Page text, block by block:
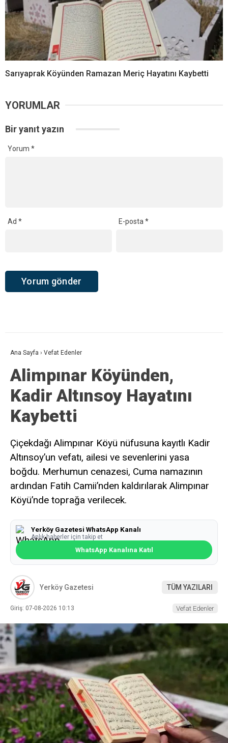
Sarıyaprak Köyünden Ramazan Meriç Hayatını Kaybetti
YORUMLAR
Bir yanıt yazın
Yorum *
Ad * E-posta*
Ana Sayfa › Vefat Edenler
Alimpınar Köyünden,
Kadir Altınsoy Hayatını
Kaybetti
Çiçekdağı Alimpınar Köyü nüfusuna kayıtlı Kadir
Altınsoy’un vefatı, ailesi ve sevenlerini yasa
boğdu. Merhumun cenazesi, Cuma namazının
ardından Fatih Camii’nden kaldırılarak Alimpınar
Köyü’nde toprağa verilecek.
Yerköy Gazetesi WhatsApp Kanalı
Anlık haberler için takip et
WhatsApp Kanalına Katıl
Yerköy Gazetesi TÜM YAZILARI
Giriş: 07-08-2026 10:13 Vefat Edenler